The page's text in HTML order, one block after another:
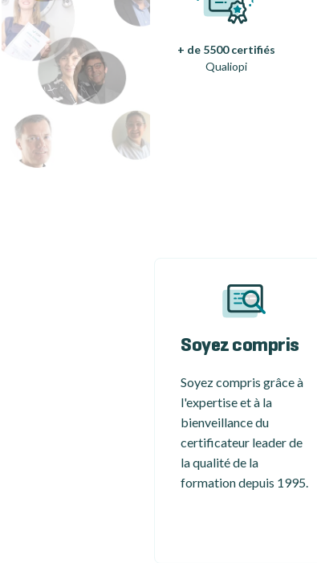
+ de 5500 certifiés
Qualiopi
Soyez compris
Soyez compris grâce à
l'expertise et à la
bienveillance du
certificateur leader de
la qualité de la
formation depuis 1995.